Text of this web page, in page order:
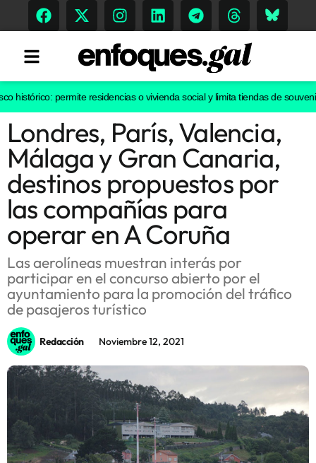
Tendencias
Memoria Histórica
Gastronomía
Escenarios
Sostenibilidad
Innova
permite residencias o vivienda social y limita tiendas de souvenirs
Londres, París, Valencia,
Málaga y Gran Canaria,
destinos propuestos por
las compañías para
operar en A Coruña
Las aerolíneas muestran interás por
participar en el concurso abierto por el
ayuntamiento para la promoción del tráfico
de pasajeros turístico
Redacción Noviembre 12, 2021